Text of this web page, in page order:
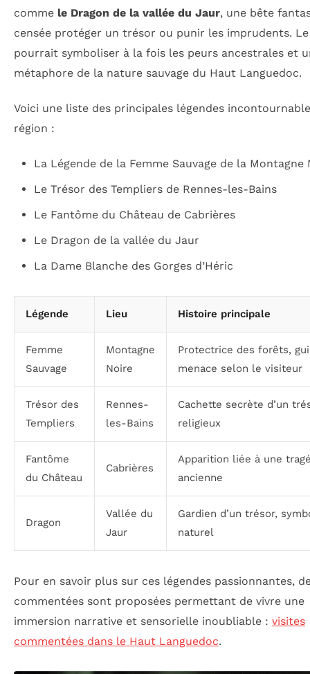
comme le Dragon de la vallée du Jaur, une bête
censée protéger un trésor ou punir les imprudents.
pourrait symboliser à la fois les peurs ancestrales et
métaphore de la nature sauvage du Haut Languedoc.
Voici une liste des principales légendes
région :
La Légende de la Femme Sauvage de la Montagne
Le Trésor des Templiers de Rennes-les-Bains
Le Fantôme du Château de Cabrières
Le Dragon de la vallée du Jaur
La Dame Blanche des Gorges d’Héric
Légende Lieu Histoire principale
Femme
Sauvage
Montagne
Noire
Protectrice des forêts,
menace selon le visiteur
Trésor des
Templiers
Rennes-
les-Bains
Cachette secrète d’un
religieux
Fantôme
du Château
Cabrières
Apparition liée à une
ancienne
Dragon
Vallée du
Jaur
Gardien d’un trésor,
naturel
Pour en savoir plus sur ces légendes passionnantes,
commentées sont proposées permettant de vivre une
immersion narrative et sensorielle inoubliable : visites
commentées dans le Haut Languedoc.